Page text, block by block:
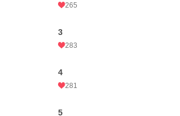
265
3
283
4
281
5